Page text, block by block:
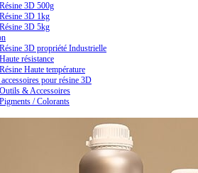
Résine 3D 500g
Résine 3D 1kg
Résine 3D 5kg
Résine 3D propriété Industrielle
Haute résistance
Résine Haute température
pour résine 3D
Outils & Accessoires
Pigments / Colorants